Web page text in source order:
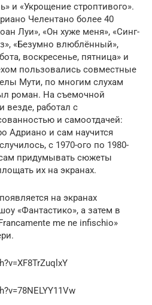
и «Укрощение строптивого».
Челентано более 40
Луи», «Он хуже меня», «Синг-
«Безумно влюблённый»,
воскресенье, пятница» и
пользовались совместные
Мути, по многим слухам
роман. На съемочной
везде, работал с
и самоотдачей:
Адриано и сам научится
с 1970-ого по 1980-
придумывать сюжеты
их на экранах.
на экранах
«Фантастико», а затем в
me ne infischio»